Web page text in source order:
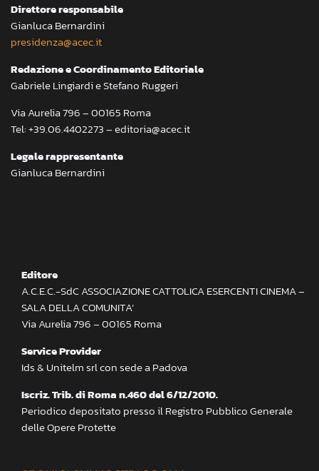
Direttore responsabile
Gianluca Bernardini
presidenza@acec.it
Redazione e Coordinamento Editoriale
Gabriele Lingiardi e Stefano Ruggeri
Via Aurelia 796 – 00165 Roma
Tel: +39.06.4402273 – editoria@acec.it
Legale rappresentante
Gianluca Bernardini
Editore
A.C.E.C.-SdC ASSOCIAZIONE CATTOLICA ESERCENTI CINEMA –
SALA DELLA COMUNITA’
Via Aurelia 796 – 00165 Roma
Service Provider
Ids & Unitelm srl con sede a Padova
Iscriz. Trib. di Roma n.460 del 6/12/2010.
Periodico depositato presso il Registro Pubblico Generale
delle Opere Protette